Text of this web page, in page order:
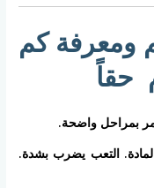
ومعرفة كم
حقاً
بمراحل واضحة.
التعب يضرب بشدة.